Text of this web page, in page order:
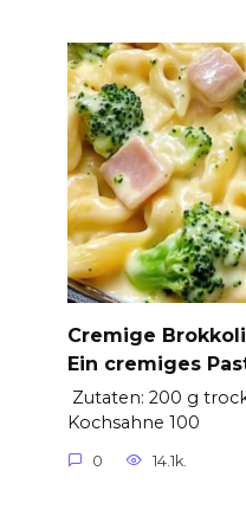
Cremige
Ein cremiges
Zutaten: 200 g
Kochsahne 100
0 14.1k.